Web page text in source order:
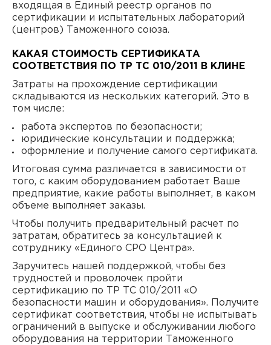
входящая в Единый реестр органов по
сертификации и испытательных лабораторий
(центров) Таможенного союза.
КАКАЯ СТОИМОСТЬ СЕРТИФИКАТА
СООТВЕТСТВИЯ ПО ТР ТС 010/2011 В КЛИНЕ
Затраты на прохождение сертификации
складываются из нескольких категорий. Это в
том числе:
работа экспертов по безопасности;
юридические консультации и поддержка;
оформление и получение самого сертификата.
Итоговая сумма различается в зависимости от
того, с каким оборудованием работает Ваше
предприятие, какие работы выполняет, в каком
объеме выполняет заказы.
Чтобы получить предварительный расчет по
затратам, обратитесь за консультацией к
сотруднику «Единого СРО Центра».
Заручитесь нашей поддержкой, чтобы без
трудностей и проволочек пройти
сертификацию по ТР ТС 010/2011 «О
безопасности машин и оборудования». Получите
сертификат соответствия, чтобы не испытывать
ограничений в выпуске и обслуживании любого
оборудования на территории Таможенного